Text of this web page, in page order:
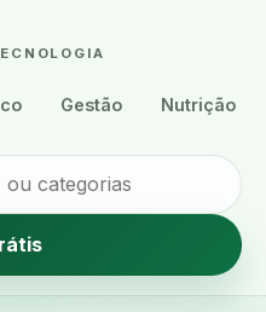
Gestão Nutrição